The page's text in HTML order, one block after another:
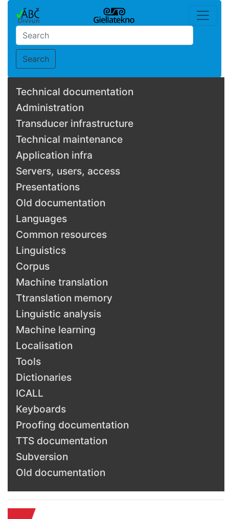
Search
Technical documentation
Administration
Transducer infrastructure
Technical maintenance
Application infra
Servers, users, access
Presentations
Old documentation
Languages
Common resources
Linguistics
Corpus
Machine translation
Ttranslation memory
Linguistic analysis
Machine learning
Localisation
Tools
Dictionaries
ICALL
Keyboards
Proofing documentation
TTS documentation
Subversion
Old documentation